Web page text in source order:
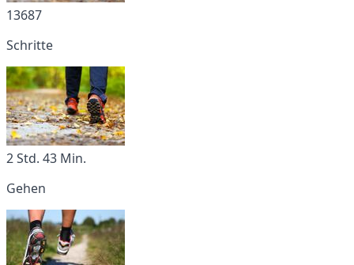
13687
Schritte
2 Std. 43 Min.
Gehen